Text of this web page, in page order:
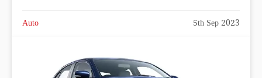
Auto 5th Sep 2023